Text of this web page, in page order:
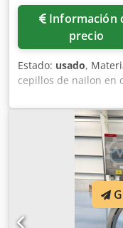
Información de
precio
Estado: usado,
cepillos de nailon en
Desmontaje rápido
bastidor móvil: 4
velocidad:
sistemas de